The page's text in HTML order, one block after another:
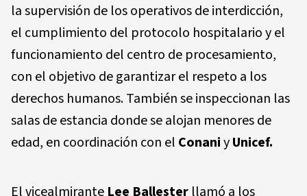
la supervisión de los operativos de interdicción,
el cumplimiento del protocolo hospitalario y el
funcionamiento del centro de procesamiento,
con el objetivo de garantizar el respeto a los
derechos humanos. También se inspeccionan las
salas de estancia donde se alojan menores de
edad, en coordinación con el ConaniyUnicef.
El vicealmirante Lee Ballester llamó a los